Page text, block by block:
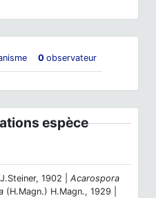
0 observateur
espèce
J.Steiner, 1902 | Acarospora
(H.Magn.) H.Magn., 1929 |